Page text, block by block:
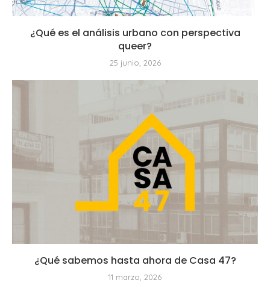
¿Qué es el análisis urbano con perspectiva
queer?
25 junio, 2026
¿Qué sabemos hasta ahora de Casa 47?
11 marzo, 2026